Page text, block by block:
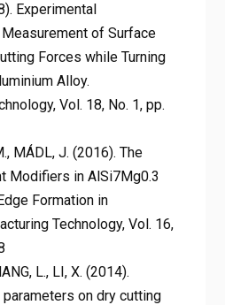
Experimental
of Surface
Forces while Turning
Alloy.
Vol. 18, No. 1, pp.
MÁDL, J. (2016). The
Modifiers in AlSi7Mg0.3
Formation in
Technology, Vol. 16,
L., LI, X. (2014).
on dry cutting